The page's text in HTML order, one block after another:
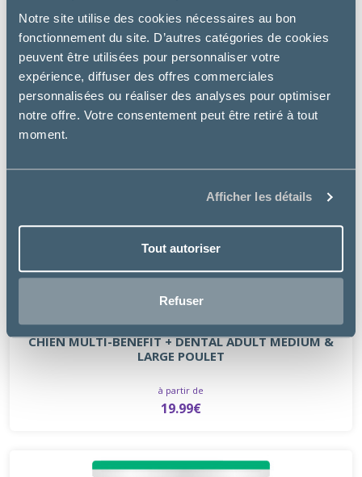
Notre site utilise des cookies nécessaires au bon
fonctionnement du site. D’autres catégories de cookies
peuvent être utilisées pour personnaliser votre
expérience, diffuser des offres commerciales
personnalisées ou réaliser des analyses pour optimiser
notre offre. Votre consentement peut être retiré à tout
moment.
Afficher les détails
Tout autoriser
Refuser
Hill's
CHIEN MULTI-BENEFIT + DENTAL ADULT MEDIUM &
LARGE POULET
à partir de
19.99€